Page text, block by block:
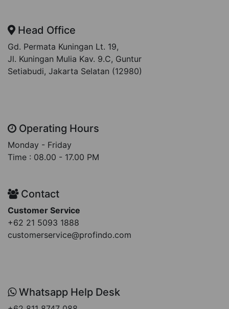
Head Office
Gd. Permata Kuningan Lt. 19,
Jl. Kuningan Mulia Kav. 9.C, Guntur
Setiabudi, Jakarta Selatan (12980)
Operating Hours
Monday - Friday
Time : 08.00 - 17.00 PM
Contact
Customer Service
+62 21 5093 1888
customerservice@profindo.com
Whatsapp Help Desk